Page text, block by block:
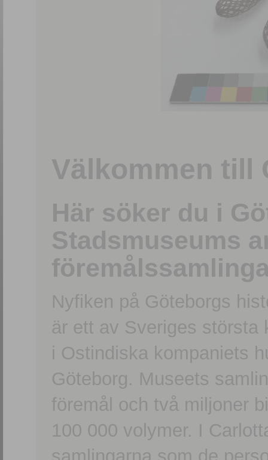
Välkommen till
Här söker du i
Stadsmuseums
Nyfiken på Göteborgs
är ett av Sveriges största
i Ostindiska kompaniets
Göteborg. Museets
föremål och två miljoner
100 000 volymer. I